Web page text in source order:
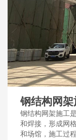
钢结构网
钢结构网架施工
和焊接，形成网
和场馆，施工过